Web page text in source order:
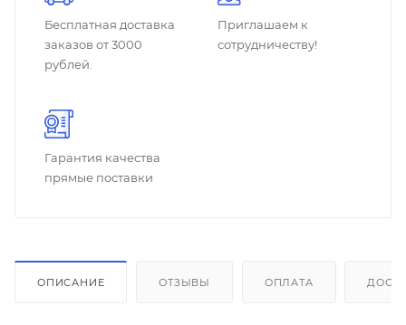
Бесплатная доставка
заказов от 3000
рублей.
Приглашаем к
сотрудничеству!
Гарантия качества
прямые поставки
ОПИСАНИЕ ОТЗЫВЫ ОПЛАТА